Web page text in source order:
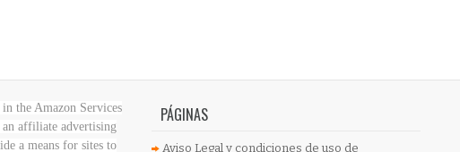
the Amazon Services
affiliate advertising
a means for sites to
PÁGINAS
Aviso Legal y condiciones de uso de